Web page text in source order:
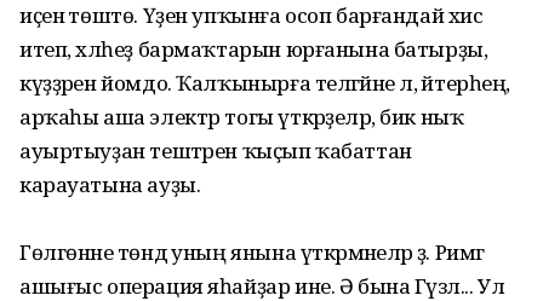
иҫенә төштө. Үҙен упҡынға осоп барғандай хис
итеп, хәлһеҙ бармаҡтарын юрғанына батырҙы,
күҙҙәрен йомдо. Ҡалҡынырға теләгәйне лә, әйтерһең,
арҡаһы аша электр тогы үткәрҙеләр, бик ныҡ
ауыртыуҙан тештәрен ҡыҫып ҡабаттан
карауатына ауҙы.
Гөлгөнәне төндә уның янына үткәрмәнеләр ҙә. Римгә
ашығыс операция яһайҙар ине. Ә бына Гүзәл... Ул